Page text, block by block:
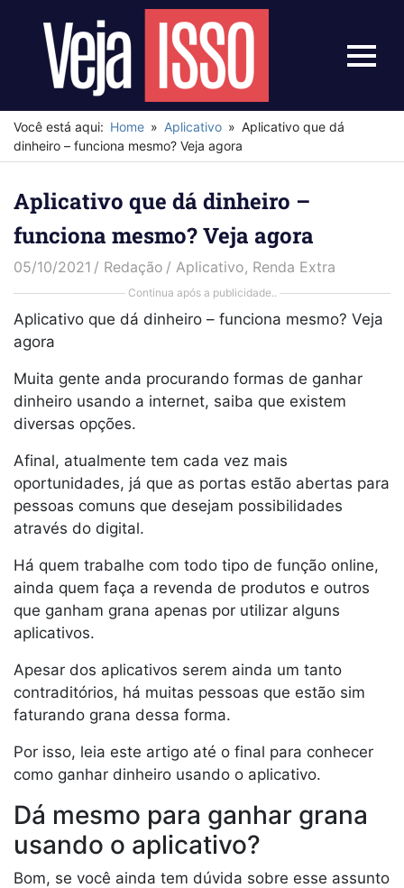
content
Veja
Isso
Menu
Você está aqui: Home Aplicativo
Aplicativo que dá
dinheiro – funciona mesmo? Veja agora
Aplicativo que dá dinheiro –
funciona mesmo? Veja agora
05/10/2021 Redação Aplicativo, Renda Extra
Continua após a publicidade..
Aplicativo que dá dinheiro – funciona mesmo? Veja
agora
Muita gente anda procurando formas de ganhar
dinheiro usando a internet, saiba que existem
diversas opções.
Afinal, atualmente tem cada vez mais
oportunidades, já que as portas estão abertas para
pessoas comuns que desejam possibilidades
através do digital.
Há quem trabalhe com todo tipo de função online,
ainda quem faça a revenda de produtos e outros
que ganham grana apenas por utilizar alguns
aplicativos.
Apesar dos aplicativos serem ainda um tanto
contraditórios, há muitas pessoas que estão sim
faturando grana dessa forma.
Por isso, leia este artigo até o final para conhecer
como ganhar dinheiro usando o aplicativo.
Dá mesmo para ganhar grana
usando o aplicativo?
Bom, se você ainda tem dúvida sobre esse assunto